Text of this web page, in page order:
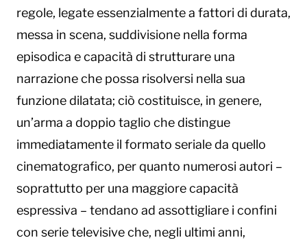
regole, legate essenzialmente a fattori di durata,
messa in scena, suddivisione nella forma
episodica e capacità di strutturare una
narrazione che possa risolversi nella sua
funzione dilatata; ciò costituisce, in genere,
un’arma a doppio taglio che distingue
immediatamente il formato seriale da quello
cinematografico, per quanto numerosi autori –
soprattutto per una maggiore capacità
espressiva – tendano ad assottigliare i confini
con serie televisive che, negli ultimi anni,